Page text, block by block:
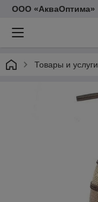
ООО «АкваОптима»
Товары и услуги